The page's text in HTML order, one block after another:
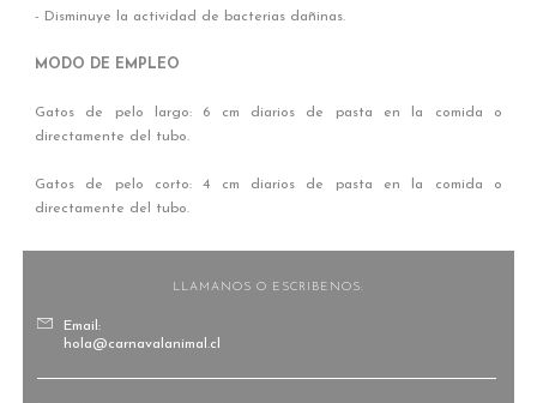
- Disminuye la actividad de bacterias dañinas.
MODO DE EMPLEO
Gatos de pelo largo: 6 cm diarios de pasta en la comida o
directamente del tubo.
Gatos de pelo corto: 4 cm diarios de pasta en la comida o
directamente del tubo.
LLAMANOS O ESCRIBENOS:
Email:
hola@carnavalanimal.cl